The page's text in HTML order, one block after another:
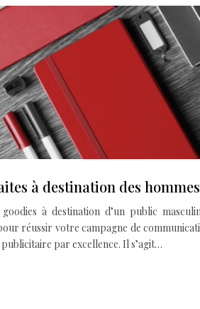
à destination des hommes
à destination d’un public
réussir votre campagne de
par excellence. Il s’agit…